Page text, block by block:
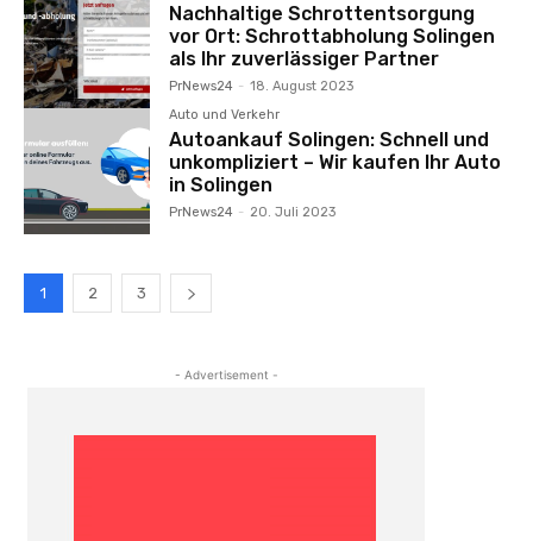
Nachhaltige Schrottentsorgung
vor Ort: Schrottabholung Solingen
als Ihr zuverlässiger Partner
PrNews24 - 18. August 2023
Auto und Verkehr
Autoankauf Solingen: Schnell und
unkompliziert – Wir kaufen Ihr Auto
in Solingen
PrNews24 - 20. Juli 2023
1 2 3
- Advertisement -